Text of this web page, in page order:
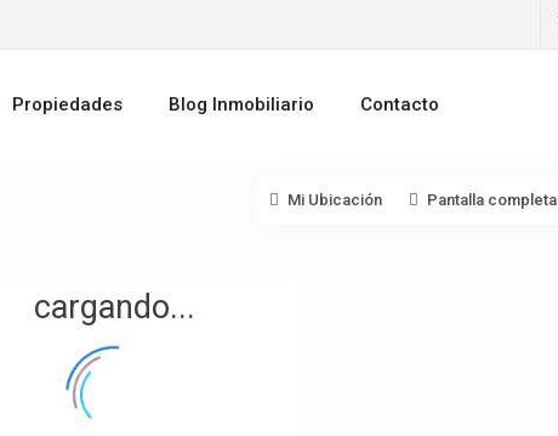
Propiedades Blog Inmobiliario Contacto
cargando...
Mi Ubicación Pantalla completa